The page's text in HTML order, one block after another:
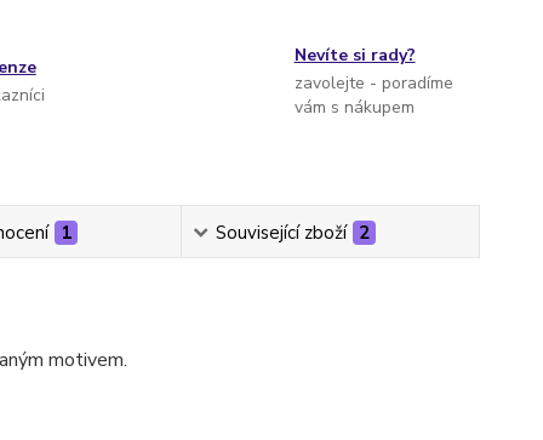
Nevíte si rady?
zavolejte - poradíme
vám s nákupem
1 Související zboží 2
motivem.